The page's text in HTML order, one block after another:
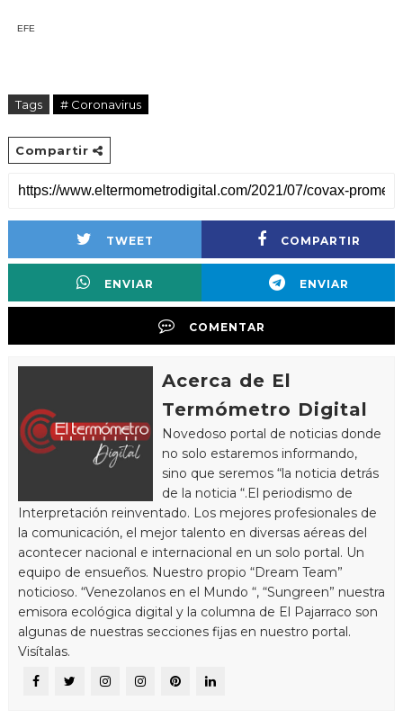
EFE
Tags # Coronavirus
Compartir
TWEET COMPARTIR
ENVIAR ENVIAR
COMENTAR
Acerca de El
Termómetro Digital
Novedoso portal de noticias donde
no solo estaremos informando,
sino que seremos “la noticia detrás
de la noticia “.El periodismo de
Interpretación reinventado. Los mejores profesionales de
la comunicación, el mejor talento en diversas aéreas del
acontecer nacional e internacional en un solo portal. Un
equipo de ensueños. Nuestro propio “Dream Team”
noticioso. “Venezolanos en el Mundo “, “Sungreen” nuestra
emisora ecológica digital y la columna de El Pajarraco son
algunas de nuestras secciones fijas en nuestro portal.
Visítalas.